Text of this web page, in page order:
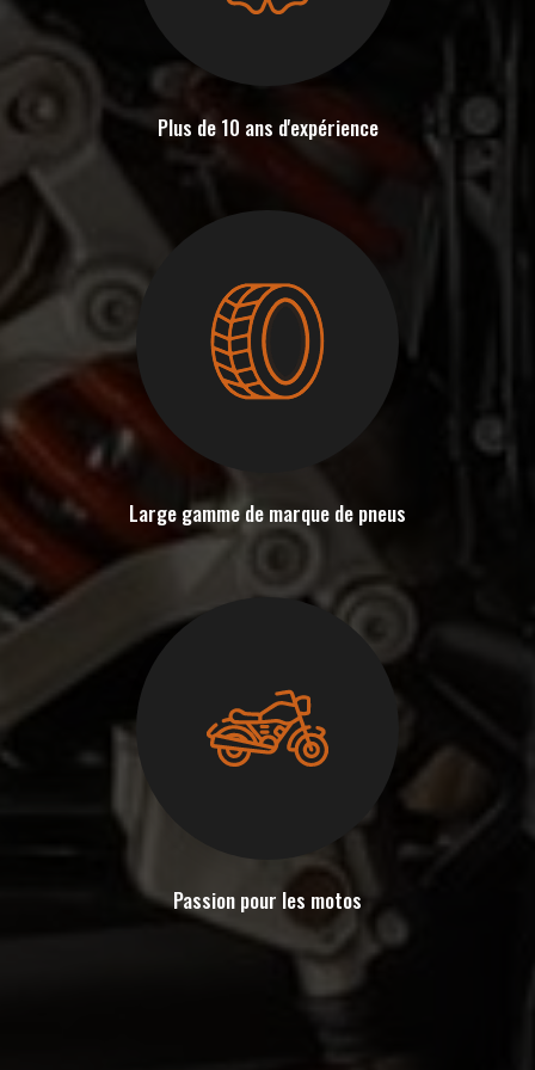
Plus de 10 ans d'expérience
Large gamme de marque de pneus
Passion pour les motos